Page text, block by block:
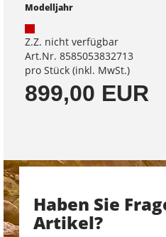
Modelljahr
Z.Z. nicht verfügbar
Art.Nr. 8585053832713
pro Stück (inkl. MwSt.)
899,00 EUR
Haben Sie
Artikel?